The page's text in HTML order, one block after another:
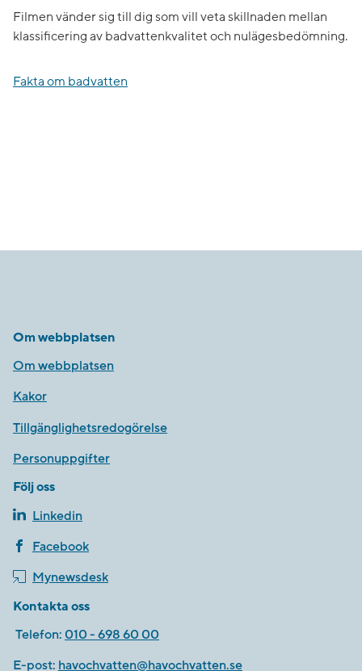
Filmen vänder sig till dig som vill veta skillnaden mellan
klassificering av badvattenkvalitet och nulägesbedömning.
Fakta om badvatten
Om webbplatsen
Om webbplatsen
Kakor
Tillgänglighetsredogörelse
Personuppgifter
Följ oss
Linkedin
Facebook
Mynewsdesk
Kontakta oss
Telefon: 010 - 698 60 00
E-post: havochvatten@havochvatten.se